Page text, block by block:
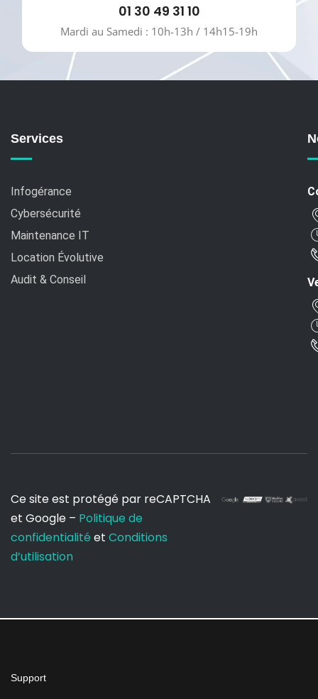
01 30 49 31 10
Mardi au Samedi : 10h-13h / 14h15-19h
Services
Infogérance
Cybersécurité
Maintenance IT
Location Évolutive
Audit & Conseil
Ce site est protégé par reCAPTCHA
et Google – Politique de
confidentialité et Conditions
d’utilisation
Support